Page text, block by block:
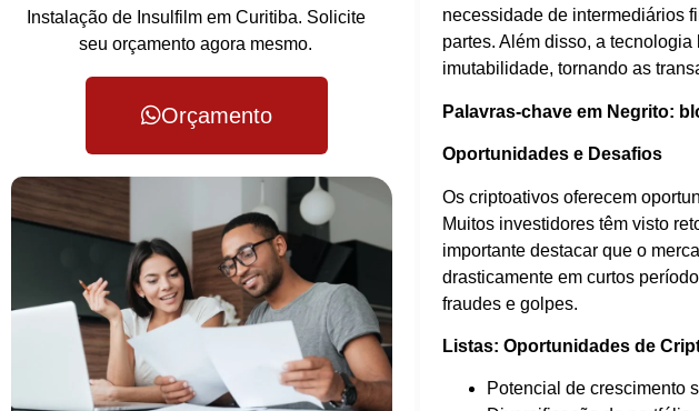
Instalação de Insulfilm em Curitiba. Solicite
seu orçamento agora mesmo.
Orçamento
necessidade de intermediários
partes. Além disso, a
imutabilidade, tornando as
Palavras-chave em Negrito:
Oportunidades e Desafios
Os criptoativos oferecem
Muitos investidores têm visto
importante destacar que o
drasticamente em curtos
fraudes e golpes.
Listas: Oportunidades de
Potencial de crescimento